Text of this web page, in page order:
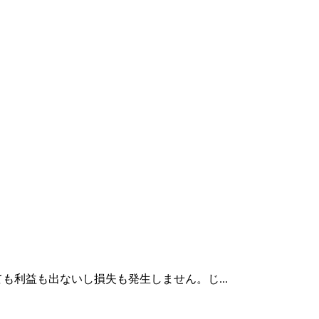
利益も出ないし損失も発生しません。じ...